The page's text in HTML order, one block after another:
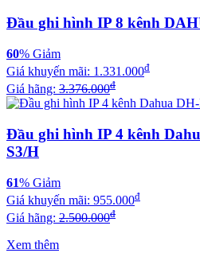
Đầu ghi hình IP 8 kênh
60% Giảm
Giá khuyến mãi: 1.331.000đ
Giá hãng: 3.376.000đ
Đầu ghi hình IP 4 kênh
S3/H
61% Giảm
Giá khuyến mãi: 955.000đ
Giá hãng: 2.500.000đ
Xem thêm